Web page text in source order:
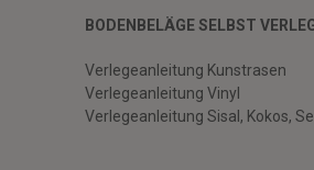
BODENBELÄGE SELBST
Verlegeanleitung Kunstrasen
Verlegeanleitung Vinyl
Verlegeanleitung Sisal, Kokos,